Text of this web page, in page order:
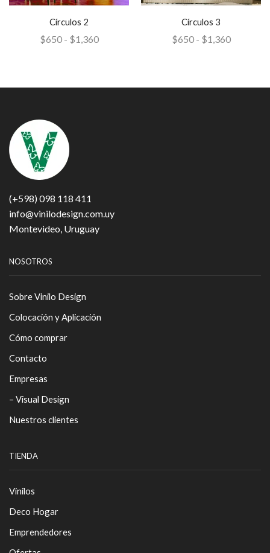
Círculos 2
$650 - $1,360
Círculos 3
$650 - $1,360
(+598) 098 118 411
info@vinilodesign.com.uy
Montevideo, Uruguay
NOSOTROS
Sobre Vinilo Design
Colocación y Aplicación
Cómo comprar
Contacto
Empresas
– Visual Design
Nuestros clientes
TIENDA
Vinilos
Deco Hogar
Emprendedores